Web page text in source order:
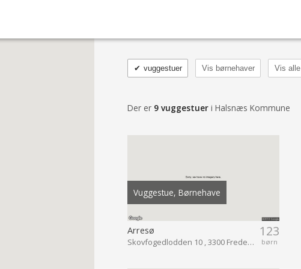
vuggestuer
✔ Vis børnehaver Vis alle
Der er 9 vuggestuer i Halsnæs Kommune
Vuggestue, Børnehave
123
børn
Arresø
Skovfogedlodden 10 , 3300 Frederiksværk